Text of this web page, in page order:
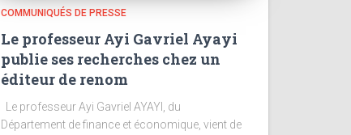
COMMUNIQUÉS DE PRESSE
Le professeur Ayi Gavriel Ayayi
publie ses recherches chez un
éditeur de renom
Le professeur Ayi Gavriel AYAYI, du
Département de finance et économique, vient de